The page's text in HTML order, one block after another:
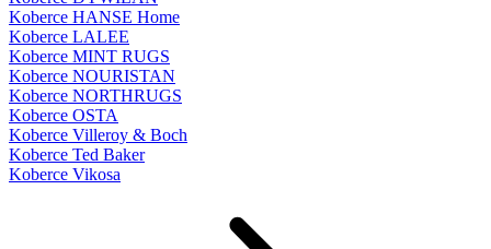
Koberce HANSE Home
Koberce LALEE
Koberce MINT RUGS
Koberce NOURISTAN
Koberce NORTHRUGS
Koberce OSTA
Koberce Villeroy & Boch
Koberce Ted Baker
Koberce Vikosa